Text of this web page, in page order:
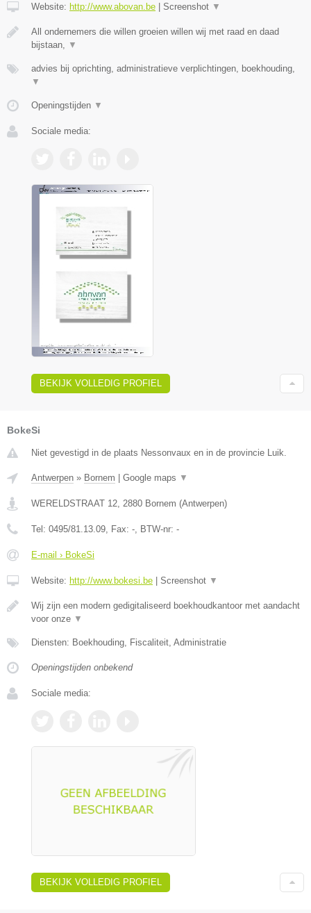
Website: http://www.abovan.be | Screenshot ▼
All ondernemers die willen groeien willen wij met raad en daad
bijstaan,
▼
advies bij oprichting, administratieve verplichtingen, boekhouding,
▼
Openingstijden ▼
Sociale media:
BEKIJK VOLLEDIG PROFIEL
BokeSi
Niet gevestigd in de plaats Nessonvaux en in de provincie Luik.
Antwerpen » Bornem Google maps ▼
WERELDSTRAAT 12 2880 Bornem (Antwerpen)
Tel: 0495/81.13.09 , Fax: - , BTW-nr: -
E-mail › BokeSi
Website: http://www.bokesi.be Screenshot ▼
Wij zijn een modern gedigitaliseerd boekhoudkantoor met aandacht
voor onze ▼
Diensten: Boekhouding, Fiscaliteit, Administratie
Openingstijden onbekend
Sociale media:
BEKIJK VOLLEDIG PROFIEL